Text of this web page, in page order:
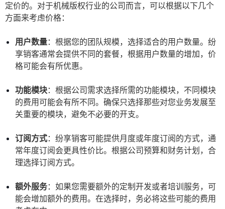
定价的。对于机械版权行业的公司而言，可以根据以下几个
方面来考虑价格：
用户数量：根据您的团队规模，选择适合的用户数量。纷
享销客通常会提供不同的套餐，根据用户数量的增加，价
格可能会有所优惠。
功能模块：根据公司需求选择所需的功能模块，不同模块
的费用可能会有所不同。确保只选择那些对您业务发展至
关重要的模块，避免不必要的开支。
订阅方式：纷享销客可能提供月度或年度订阅的方式，通
常年度订阅会更具性价比。根据公司预算和财务计划，合
理选择订阅方式。
额外服务：如果您需要额外的定制开发或者培训服务，可
能会增加额外的费用。在选择时，务必将这些可能的费用